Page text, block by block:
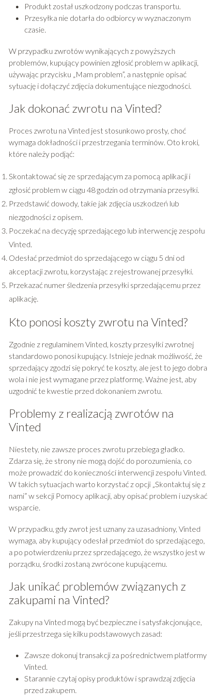
Produkt został uszkodzony podczas transportu.
Przesyłka nie dotarła do odbiorcy w wyznaczonym
czasie.
W przypadku zwrotów wynikających z powyższych
problemów, kupujący powinien zgłosić problem w aplikacji,
używając przycisku „Mam problem”, a następnie opisać
sytuację i dołączyć zdjęcia dokumentujące niezgodności.
Jak dokonać zwrotu na Vinted?
Proces zwrotu na Vinted jest stosunkowo prosty, choć
wymaga dokładności i przestrzegania terminów. Oto kroki,
które należy podjąć:
Skontaktować się ze sprzedającym za pomocą aplikacji i
zgłosić problem w ciągu 48 godzin od otrzymania przesyłki.
Przedstawić dowody, takie jak zdjęcia uszkodzeń lub
niezgodności z opisem.
Poczekać na decyzję sprzedającego lub interwencję zespołu
Vinted.
Odesłać przedmiot do sprzedającego w ciągu 5 dni od
akceptacji zwrotu, korzystając z rejestrowanej przesyłki.
Przekazać numer śledzenia przesyłki sprzedającemu przez
aplikację.
Kto ponosi koszty zwrotu na Vinted?
Zgodnie z regulaminem Vinted, koszty przesyłki zwrotnej
standardowo ponosi kupujący. Istnieje jednak możliwość, że
sprzedający zgodzi się pokryć te koszty, ale jest to jego dobra
wola i nie jest wymagane przez platformę. Ważne jest, aby
uzgodnić te kwestie przed dokonaniem zwrotu.
Problemy z realizacją zwrotów na
Vinted
Niestety, nie zawsze proces zwrotu przebiega gładko.
Zdarza się, że strony nie mogą dojść do porozumienia, co
może prowadzić do konieczności interwencji zespołu Vinted.
W takich sytuacjach warto korzystać z opcji „Skontaktuj się z
nami” w sekcji Pomocy aplikacji, aby opisać problem i uzyskać
wsparcie.
W przypadku, gdy zwrot jest uznany za uzasadniony, Vinted
wymaga, aby kupujący odesłał przedmiot do sprzedającego,
a po potwierdzeniu przez sprzedającego, że wszystko jest w
porządku, środki zostaną zwrócone kupującemu.
Jak unikać problemów związanych z
zakupami na Vinted?
Zakupy na Vinted mogą być bezpieczne i satysfakcjonujące,
jeśli przestrzega się kilku podstawowych zasad:
Zawsze dokonuj transakcji za pośrednictwem platformy
Vinted.
Starannie czytaj opisy produktów i sprawdzaj zdjęcia
przed zakupem.